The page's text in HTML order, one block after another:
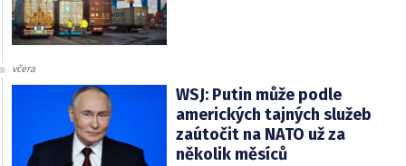
včera
WSJ: Putin může podle
amerických tajných služeb
zaútočit na NATO už za
několik měsíců